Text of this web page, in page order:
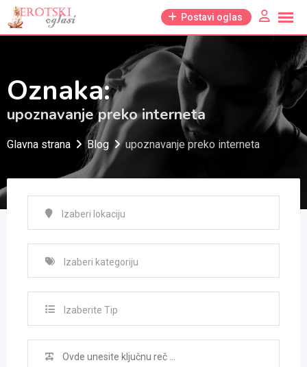
Skip
to
Postavi oglas
Oznaka:
upoznavanje preko interneta
Glavna strana Blog upoznavanje preko interneta
Izaberite Tip